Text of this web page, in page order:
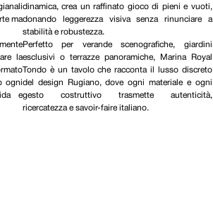
ma
la
ogni
e
dinamica, crea un raffinato gioco di pieni e vuoti,
donando leggerezza visiva senza rinunciare a
stabilità e robustezza.
Perfetto per verande scenografiche, giardini
esclusivi o terrazze panoramiche, Marina Royal
Tondo è un tavolo che racconta il lusso discreto
del design Rugiano, dove ogni materiale e ogni
gesto costruttivo trasmette autenticità,
ricercatezza e savoir-faire italiano.